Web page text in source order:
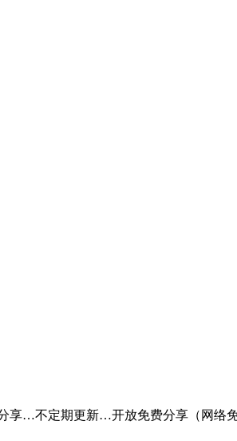
分享…不定期更新…开放免费分享（网络